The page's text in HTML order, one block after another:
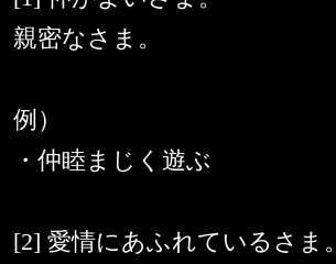
親密なさま。
例）
・仲睦まじく遊ぶ
[2] 愛情にあふれているさま。